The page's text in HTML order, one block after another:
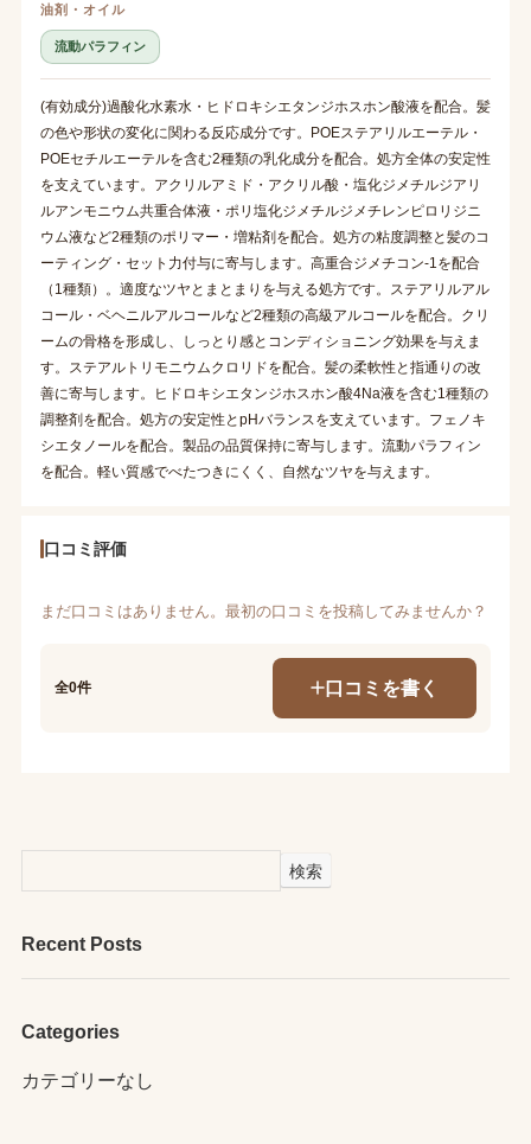
油剤・オイル
流動パラフィン
(有効成分)過酸化水素水・ヒドロキシエタンジホスホン酸液を配合。髪
の色や形状の変化に関わる反応成分です。POEステアリルエーテル・
POEセチルエーテルを含む2種類の乳化成分を配合。処方全体の安定性
を支えています。アクリルアミド・アクリル酸・塩化ジメチルジアリ
ルアンモニウム共重合体液・ポリ塩化ジメチルジメチレンピロリジニ
ウム液など2種類のポリマー・増粘剤を配合。処方の粘度調整と髪のコ
ーティング・セット力付与に寄与します。高重合ジメチコン-1を配合
（1種類）。適度なツヤとまとまりを与える処方です。ステアリルアル
コール・ベヘニルアルコールなど2種類の高級アルコールを配合。クリ
ームの骨格を形成し、しっとり感とコンディショニング効果を与えま
す。ステアルトリモニウムクロリドを配合。髪の柔軟性と指通りの改
善に寄与します。ヒドロキシエタンジホスホン酸4Na液を含む1種類の
調整剤を配合。処方の安定性とpHバランスを支えています。フェノキ
シエタノールを配合。製品の品質保持に寄与します。流動パラフィン
を配合。軽い質感でべたつきにくく、自然なツヤを与えます。
口コミ評価
まだ口コミはありません。最初の口コミを投稿してみませんか？
全0件 口コミを書く
検索
Recent Posts
Categories
カテゴリーなし